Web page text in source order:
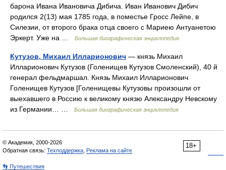
барона Ивана Ивановича Дибича. Иван Иванович Дибич
родился 2(13) мая 1785 года, в поместье Гросс Лейпе, в
Силезии, от второго брака отца своего с Мариею Антуанетою
Эркерт. Уже на …
Большая биографическая энциклопедия
Кутузов, Михаил Илларионович — князь Михаил
Илларионович Кутузов (Голенищев Кутузов Смоленский), 40 й
генерал фельдмаршал. Князь Михаил Илларионович
Голенищев Кутузов [Голенищевы Кутузовы произошли от
выехавшего в Россию к великому князю Александру Невскому
из Германии… …
Большая биографическая энциклопедия
18+
© Академик, 2000-2026
Обратная связь: Техподдержка Реклама на сайте
👣 Путешествия